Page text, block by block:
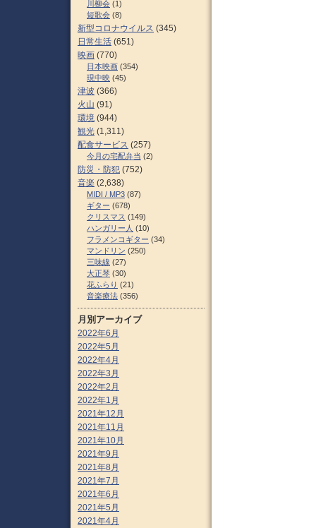
川柳会 (1)
短歌会 (8)
新型コロナウイルス (345)
日常生活 (651)
映画 (770)
日本映画 (354)
現中映 (45)
津波 (366)
火山 (91)
環境 (944)
観光 (1,311)
配食サービス (257)
今月の宅配弁当 (2)
防災・防犯 (752)
音楽 (2,638)
MIDI / MP3 (87)
ギター (678)
クリスマス (149)
ハンガリー人 (10)
フラメンコギター (34)
マンドリン (250)
三味線 (27)
大正琴 (30)
花ふらり (21)
音楽療法 (356)
月別アーカイブ
2022年6月
2022年5月
2022年4月
2022年3月
2022年2月
2022年1月
2021年12月
2021年11月
2021年10月
2021年9月
2021年8月
2021年7月
2021年6月
2021年5月
2021年4月